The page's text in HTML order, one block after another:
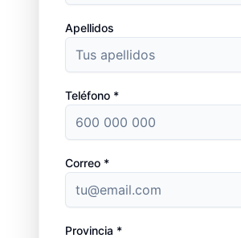
Apellidos
Teléfono *
Correo *
Provincia *